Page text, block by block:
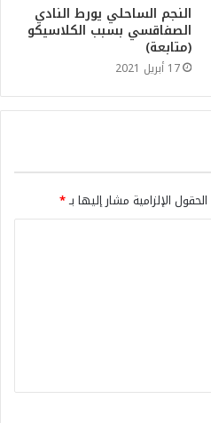
النجم الساحلي يورط النادي
الصفاقسي بسبب الكلاسيكو
(متابعة)
17 أبريل 2021
الحقول الإلزامية مشار إليها بـ*